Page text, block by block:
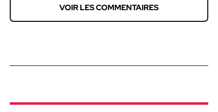
VOIR LES COMMENTAIRES